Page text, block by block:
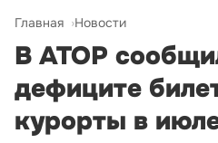
Главная Новости
В АТОР
дефиците
курорты в